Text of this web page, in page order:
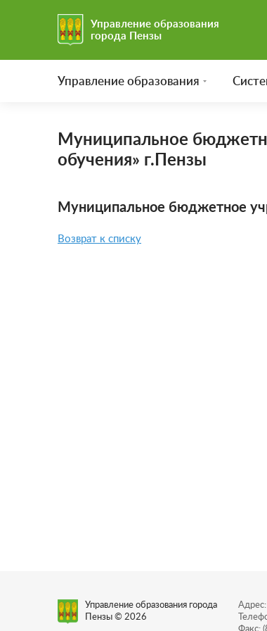
Управление образования
города Пензы
Управление образования
Муниципальное
обучения» г.Пензы
Муниципальное бюджетное
Возврат к списку
Управление образования города
Пензы © 2026
Адрес: